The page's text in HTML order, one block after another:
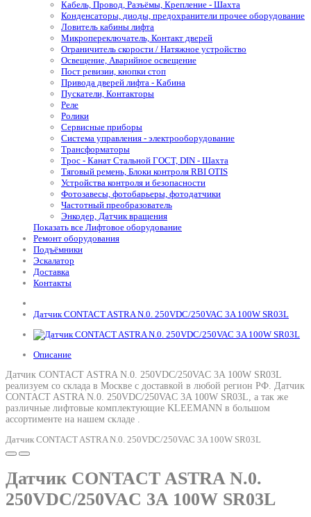
Кабель, Провод, Разъёмы, Крепление - Шахта
Конденсаторы, диоды, предохранители прочее оборудование
Ловитель кабины лифта
Микропереключатель, Контакт дверей
Ограничитель скорости / Натяжное устройство
Освещение, Аварийное освещение
Пост ревизии, кнопки стоп
Привода дверей лифта - Кабина
Пускатели, Контакторы
Реле
Ролики
Сервисные приборы
Система управления - электрооборудование
Трансформаторы
Трос - Канат Стальной ГОСТ, DIN - Шахта
Тяговый ремень, Блоки контроля RBI OTIS
Устройства контроля и безопасности
Фотозавесы, фотобарьеры, фотодатчики
Частотный преобразователь
Энкодер, Датчик вращения
Показать все Лифтовое оборудование
Ремонт оборудования
Подъёмники
Эскалатор
Доставка
Контакты
Датчик CONTACT ASTRA N.0. 250VDC/250VAC 3A 100W SR03L
Описание
Датчик CONTACT ASTRA N.0. 250VDC/250VAC 3A 100W SR03L
реализуем со склада в Москве с доставкой в любой регион РФ. Датчик
CONTACT ASTRA N.0. 250VDC/250VAC 3A 100W SR03L, а так же
различные лифтовые комплектующие KLEEMANN в большом
ассортименте на нашем складе .
Датчик CONTACT ASTRA N.0. 250VDC/250VAC 3A 100W SR03L
Датчик CONTACT ASTRA N.0.
250VDC/250VAC 3A 100W SR03L